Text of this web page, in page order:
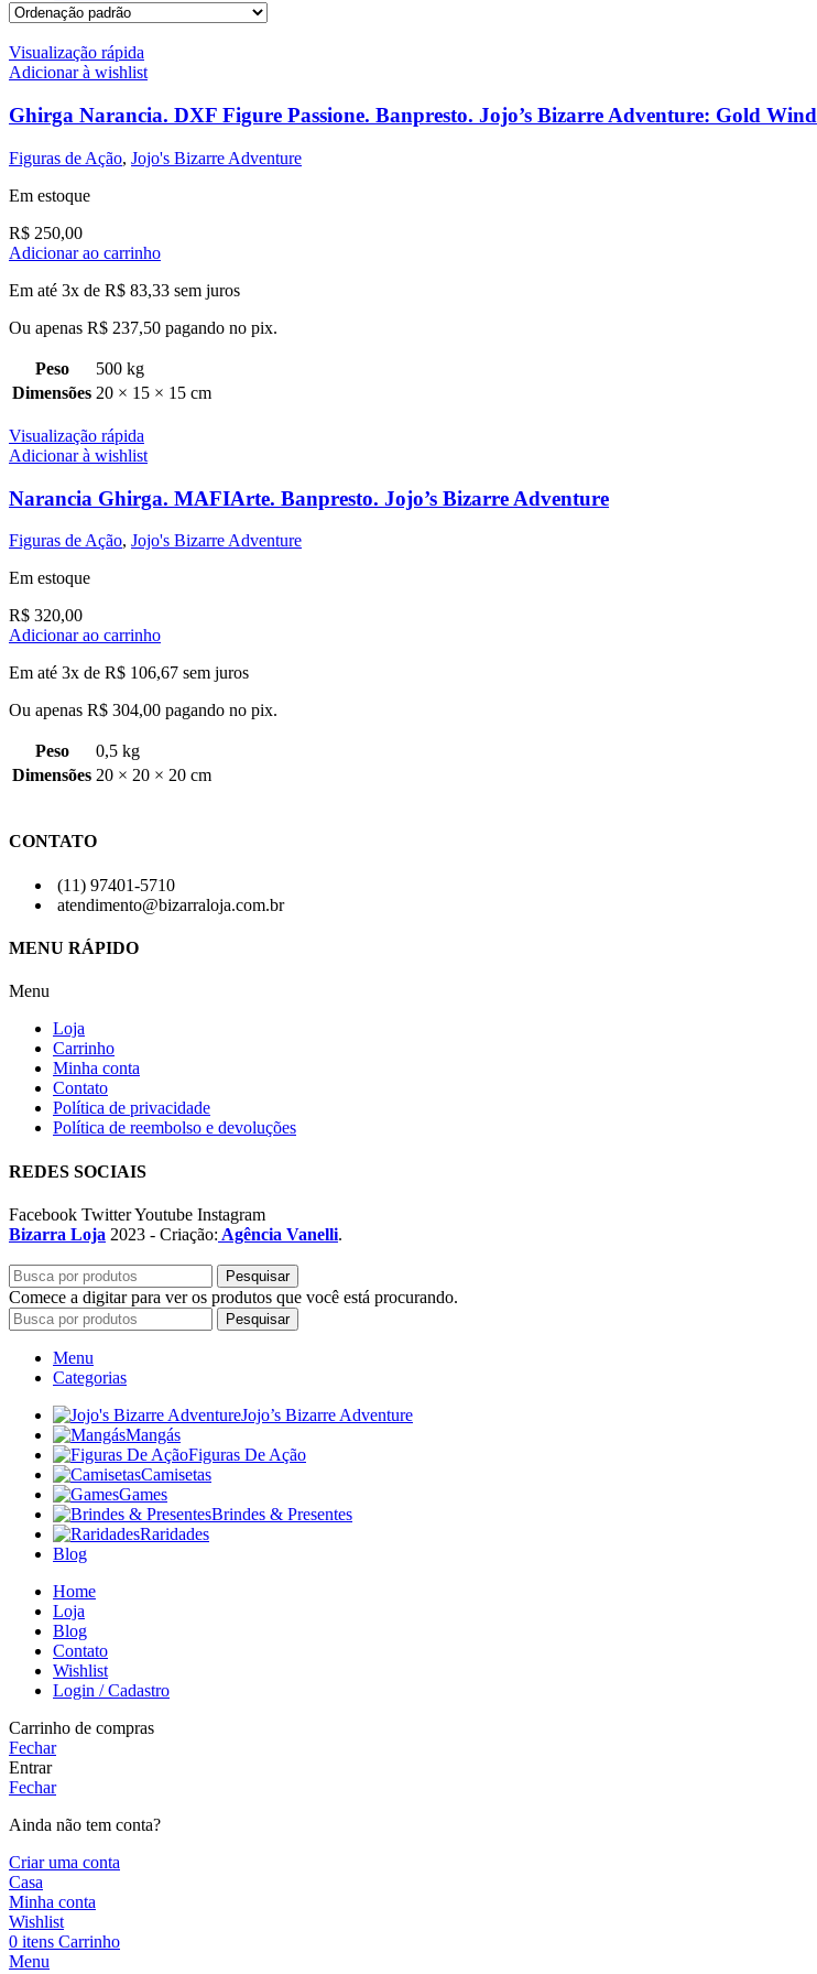
Visualização rápida
Adicionar à wishlist
Ghirga Narancia. DXF Figure Passione. Banpresto. Jojo’s Bizarre Adventure: Gold Wind
Figuras de Ação, Jojo's Bizarre Adventure
Em estoque
R$ 250,00
Adicionar ao carrinho
Em até 3x de R$ 83,33 sem juros
Ou apenas R$ 237,50 pagando no pix.
Peso
500 kg
Dimensões 20 × 15 × 15 cm
Visualização rápida
Adicionar à wishlist
Narancia Ghirga. MAFIArte. Banpresto. Jojo’s Bizarre Adventure
Figuras de Ação, Jojo's Bizarre Adventure
Em estoque
R$ 320,00
Adicionar ao carrinho
Em até 3x de R$ 106,67 sem juros
Ou apenas R$ 304,00 pagando no pix.
Peso
0,5 kg
Dimensões 20 × 20 × 20 cm
CONTATO
(11) 97401-5710
atendimento@bizarraloja.com.br
MENU RÁPIDO
Menu
Loja
Carrinho
Minha conta
Contato
Política de privacidade
Política de reembolso e devoluções
REDES SOCIAIS
Facebook TwitterYoutube Instagram
Bizarra Loja 2023 - Criação: Agência Vanelli.
Pesquisar
Comece a digitar para ver os produtos que você está procurando.
Pesquisar
Menu
Categorias
Jojo’s Bizarre Adventure
Mangás
Figuras De Ação
Camisetas
Games
Brindes & Presentes
Raridades
Blog
Home
Loja
Blog
Contato
Wishlist
Login / Cadastro
Carrinho de compras
Fechar
Entrar
Fechar
Ainda não tem conta?
Criar uma conta
Casa
Minha conta
Wishlist
0 itens Carrinho
Menu